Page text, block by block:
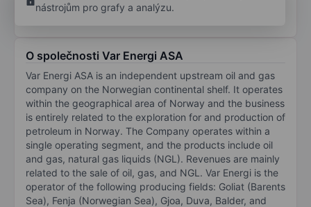
nástrojům pro grafy a analýzu.
O společnosti Var Energi ASA
Var Energi ASA is an independent upstream oil and gas
company on the Norwegian continental shelf. It operates
within the geographical area of Norway and the business
is entirely related to the exploration for and production of
petroleum in Norway. The Company operates within a
single operating segment, and the products include oil
and gas, natural gas liquids (NGL). Revenues are mainly
related to the sale of oil, gas, and NGL. Var Energi is the
operator of the following producing fields: Goliat (Barents
Sea), Fenja (Norwegian Sea), Gjoa, Duva, Balder, and